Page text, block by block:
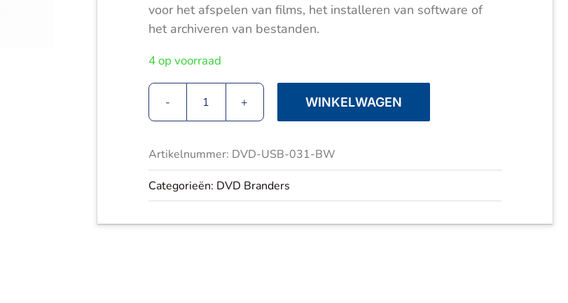
voor het afspelen van films, het installeren van software of
het archiveren van bestanden.
4 op voorraad
Gembird
Externe
CD/DVD
|
aantal
WINKELWAGEN
Artikelnummer: DVD-USB-031-BW
Categorieën: DVD Branders